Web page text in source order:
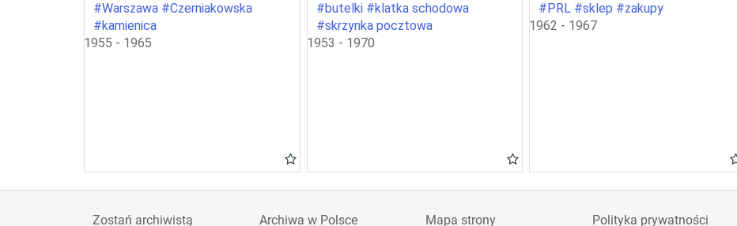
#Warszawa #Czerniakowska
#kamienica
1955 - 1965
#butelki #klatka schodowa
#skrzynka pocztowa
1953 - 1970
#PRL #sklep #zakupy
1962 - 1967
Zostań archiwistą Archiwa w Polsce Mapa strony Polityka prywatności